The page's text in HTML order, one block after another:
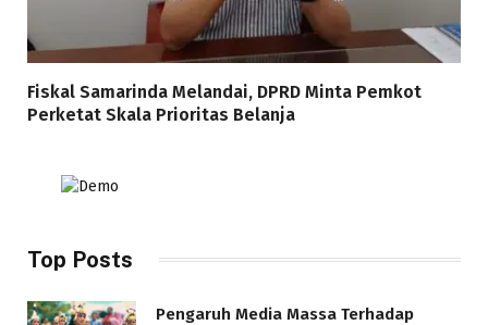
Fiskal Samarinda Melandai, DPRD Minta Pemkot
Perketat Skala Prioritas Belanja
Top Posts
Pengaruh Media Massa Terhadap